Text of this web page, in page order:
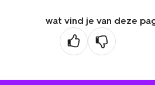
wat vind je van deze